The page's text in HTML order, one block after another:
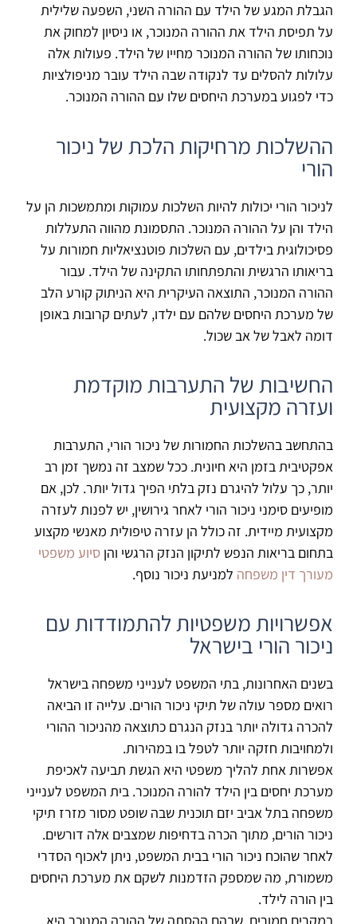
הגבלת המגע של הילד עם ההורה השני, השפעה שלילית
על תפיסת הילד את ההורה המנוכר, או ניסיון למחוק את
נוכחותו של ההורה המנוכר מחייו של הילד. פעולות אלה
עלולות להסלים עד לנקודה שבה הילד עובר מניפולציות
כדי לפגוע במערכת היחסים שלו עם ההורה המנוכר.
ההשלכות מרחיקות הלכת של ניכור
הורי
לניכור הורי יכולות להיות השלכות עמוקות ומתמשכות הן על
הילד והן על ההורה המנוכר. התסמונת מהווה התעללות
פסיכולוגית בילדים, עם השלכות פוטנציאליות חמורות על
בריאותו הרגשית והתפתחותו התקינה של הילד. עבור
ההורה המנוכר, התוצאה העיקרית היא הניתוק קורע הלב
של מערכת היחסים שלהם עם ילדו, לעתים קרובות באופן
דומה לאבל של אב שכול.
החשיבות של התערבות מוקדמת
ועזרה מקצועית
בהתחשב בהשלכות החמורות של ניכור הורי, התערבות
אפקטיבית בזמן היא חיונית. ככל שמצב זה נמשך זמן רב
יותר, כך עלול להיגרם נזק בלתי הפיך גדול יותר. לכן, אם
מופיעים סימני ניכור הורי לאחר גירושין, יש לפנות לעזרה
מקצועית מיידית. זה כולל הן עזרה טיפולית מאנשי מקצוע
בתחום בריאות הנפש לתיקון הנזק הרגשי והן סיוע משפטי
מעורך דין משפחה למניעת ניכור נוסף.
אפשרויות משפטיות להתמודדות עם
ניכור הורי בישראל
בשנים האחרונות, בתי המשפט לענייני משפחה בישראל
רואים מספר עולה של תיקי ניכור הורים. עלייה זו הביאה
להכרה גדולה יותר בנזק הנגרם כתוצאה מהניכור ההורי
ולמחויבות חזקה יותר לטפל בו במהירות.
אפשרות אחת להליך משפטי היא הגשת תביעה לאכיפת
מערכת יחסים בין הילד להורה המנוכר. בית המשפט לענייני
משפחה בתל אביב יזם תוכנית שבה שופט מסור מזרז תיקי
ניכור הורים, מתוך הכרה בדחיפות שמצבים אלה דורשים.
לאחר שהוכח ניכור הורי בבית המשפט, ניתן לאכוף הסדרי
משמורת, מה שמספק הזדמנות לשקם את מערכת היחסים
בין הורה לילד.